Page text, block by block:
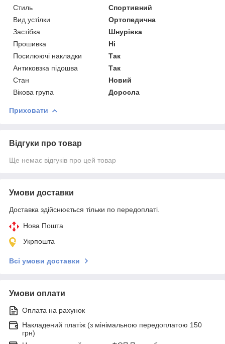
Стиль
Спортивний
Вид устілки
Ортопедична
Застібка
Шнурівка
Прошивка
Ні
Посилюючі накладки
Так
Антиковзка підошва
Так
Стан
Новий
Вікова група
Доросла
Приховати
Відгуки про товар
Ще немає відгуків про цей товар
Умови доставки
Доставка здійснюється тільки по передоплаті.
Нова Пошта
Укрпошта
Всі умови доставки
Умови оплати
Оплата на рахунок
Накладений платіж (з мінімальною передоплатою 150
грн)